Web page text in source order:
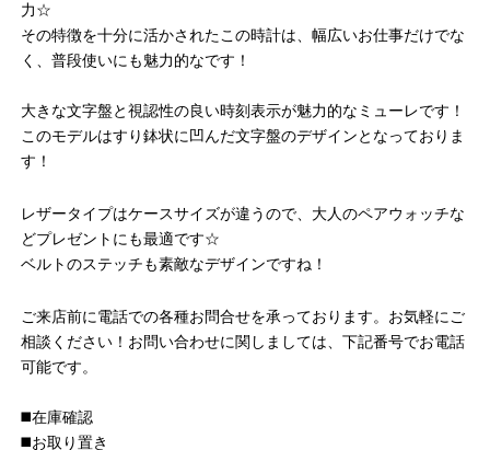
力☆
その特徴を十分に活かされたこの時計は、幅広いお仕事だけでな
く、普段使いにも魅力的なです！
大きな文字盤と視認性の良い時刻表示が魅力的なミューレです！
このモデルはすり鉢状に凹んだ文字盤のデザインとなっておりま
す！
レザータイプはケースサイズが違うので、大人のペアウォッチな
どプレゼントにも最適です☆
ベルトのステッチも素敵なデザインですね！
ご来店前に電話での各種お問合せを承っております。お気軽にご
相談ください！お問い合わせに関しましては、下記番号でお電話
可能です。
◼️在庫確認
◼️お取り置き